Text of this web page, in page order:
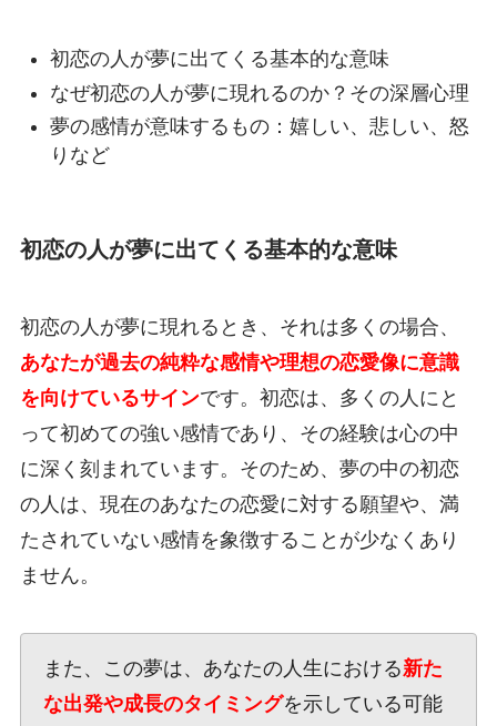
初恋の人が夢に出てくる基本的な意味
なぜ初恋の人が夢に現れるのか？その深層心理
夢の感情が意味するもの：嬉しい、悲しい、怒
りなど
初恋の人が夢に出てくる基本的な意味
初恋の人が夢に現れるとき、それは多くの場合、
あなたが過去の純粋な感情や理想の恋愛像に意識
を向けているサインです。初恋は、多くの人にと
って初めての強い感情であり、その経験は心の中
に深く刻まれています。そのため、夢の中の初恋
の人は、現在のあなたの恋愛に対する願望や、満
たされていない感情を象徴することが少なくあり
ません。
また、この夢は、あなたの人生における新た
な出発や成長のタイミングを示している可能